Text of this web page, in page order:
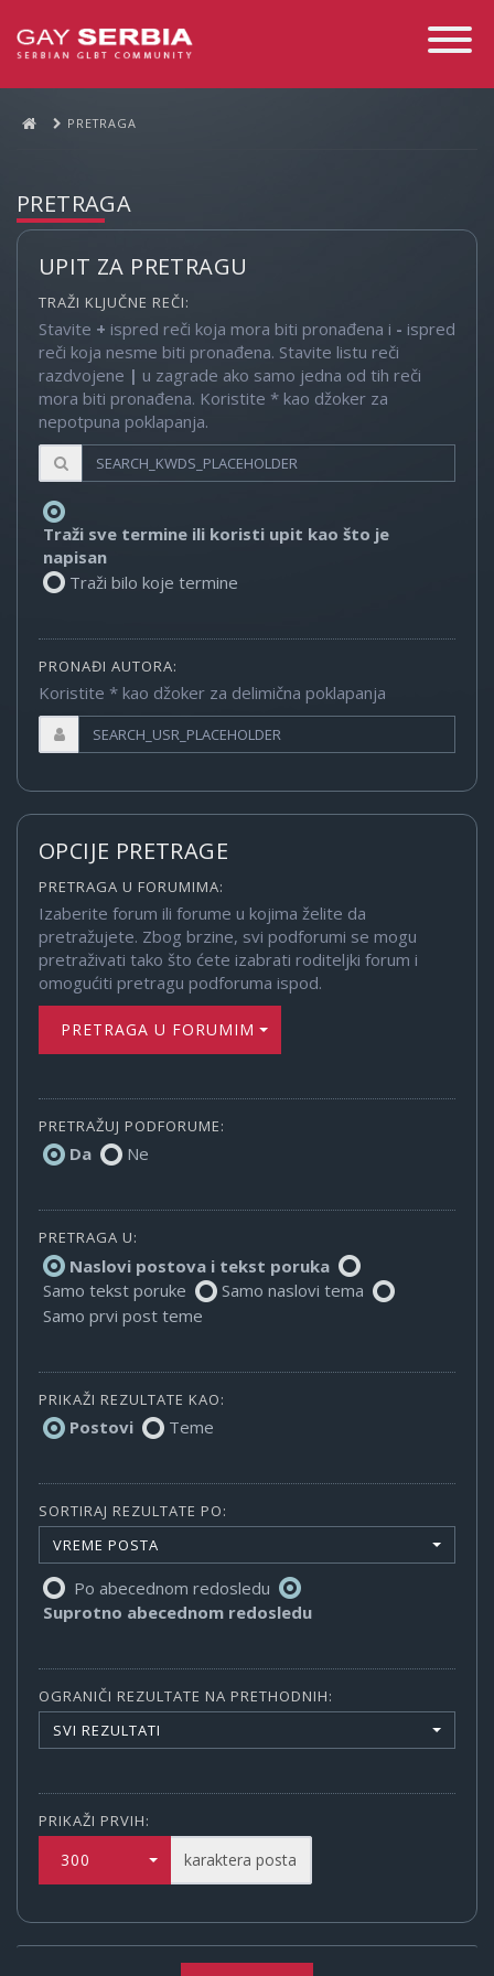
Toggle
PRETRAGA
PRETRAGA
UPIT ZA PRETRAGU
TRAŽI KLJUČNE REČI:
Stavite + ispred reči koja mora biti pronađena i - ispred
reči koja nesme biti pronađena. Stavite listu reči
razdvojene | u zagrade ako samo jedna od tih reči
mora biti pronađena. Koristite * kao džoker za
nepotpuna poklapanja.
Traži sve termine ili koristi upit kao što je
napisan
Traži bilo koje termine
PRONAĐI AUTORA:
Koristite * kao džoker za delimična poklapanja
OPCIJE PRETRAGE
PRETRAGA U FORUMIMA:
Izaberite forum ili forume u kojima želite da
pretražujete. Zbog brzine, svi podforumi se mogu
pretraživati tako što ćete izabrati roditeljki forum i
omogućiti pretragu podforuma ispod.
PRETRAGA U FORUMIMA
PRETRAŽUJ PODFORUME:
Da Ne
PRETRAGA U:
Naslovi postova i tekst poruka
Samo tekst poruke
Samo naslovi tema
Samo prvi post teme
PRIKAŽI REZULTATE KAO:
Postovi Teme
SORTIRAJ REZULTATE PO:
VREME POSTA
Po abecednom redosledu
Suprotno abecednom redosledu
OGRANIČI REZULTATE NA PRETHODNIH:
SVI REZULTATI
PRIKAŽI PRVIH:
300 karaktera posta